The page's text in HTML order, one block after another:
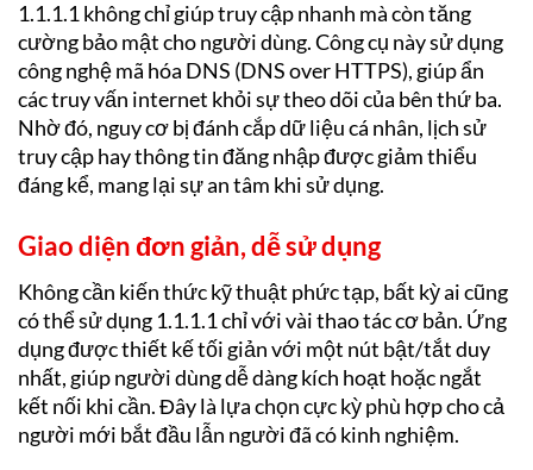
1.1.1.1 không chỉ giúp truy cập nhanh mà còn tăng
cường bảo mật cho người dùng. Công cụ này sử dụng
công nghệ mã hóa DNS (DNS over HTTPS), giúp ẩn
các truy vấn internet khỏi sự theo dõi của bên thứ ba.
Nhờ đó, nguy cơ bị đánh cắp dữ liệu cá nhân, lịch sử
truy cập hay thông tin đăng nhập được giảm thiểu
đáng kể, mang lại sự an tâm khi sử dụng.
Giao diện đơn giản, dễ sử dụng
Không cần kiến thức kỹ thuật phức tạp, bất kỳ ai cũng
có thể sử dụng 1.1.1.1 chỉ với vài thao tác cơ bản. Ứng
dụng được thiết kế tối giản với một nút bật/tắt duy
nhất, giúp người dùng dễ dàng kích hoạt hoặc ngắt
kết nối khi cần. Đây là lựa chọn cực kỳ phù hợp cho cả
người mới bắt đầu lẫn người đã có kinh nghiệm.